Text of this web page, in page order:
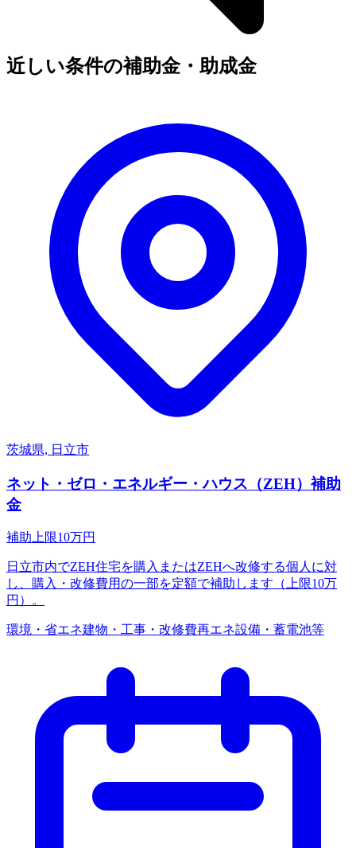
近しい条件の補助金・助成金
茨城県, 日立市
ネット・ゼロ・エネルギー・ハウス（ZEH）補助
金
補助上限10万円
日立市内でZEH住宅を購入またはZEHへ改修する個人に対
し、購入・改修費用の一部を定額で補助します（上限10万
円）。
環境・省エネ建物・工事・改修費再エネ設備・蓄電池等